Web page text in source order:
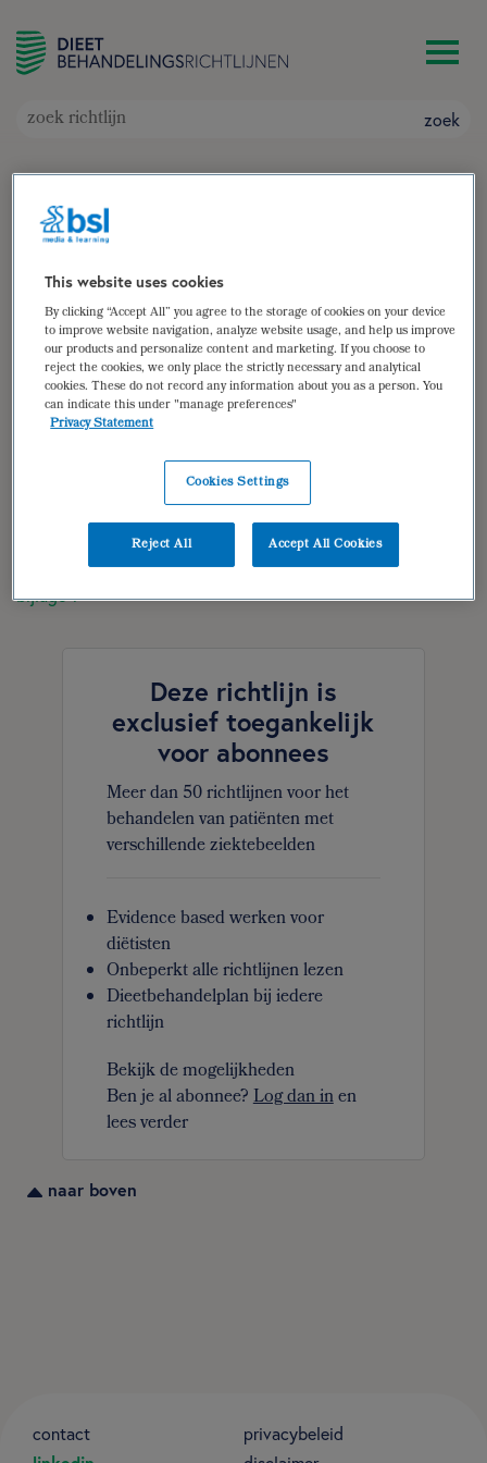
zoek
Voeding bij stoornissen van
maag en slokdarm
slokdarmklachten
Auteur(s):Mariëlle Claassen,Willeke Frank
zoek
samenvatting
dieetbehandelplan
verantwoording | geraadpleegde literatuur
bijlage 1
Deze richtlijn is
exclusief toegankelijk
voor abonnees
Meer dan 50 richtlijnen voor het
behandelen van patiënten met
verschillende ziektebeelden
Evidence based werken voor
diëtisten
Onbeperkt alle richtlijnen lezen
Dieetbehandelplan bij iedere
richtlijn
Bekijk de mogelijkheden
Ben je al abonnee?Log dan inen
lees verder
naar boven
contact
privacybeleid
This website uses cookies
By clicking “Accept All” you agree to the storage of cookies on your device
to improve website navigation, analyze website usage, and help us improve
our products and personalize content and marketing. If you choose to
reject the cookies, we only place the strictly necessary and analytical
cookies. These do not record any information about you as a person. You
can indicate this under "manage preferences"
Privacy Statement
Cookies Settings
Reject All Accept All Cookies